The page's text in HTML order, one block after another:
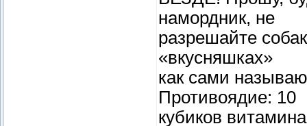
намордник, не
разрешайте
«вкусняшках»
как сами
Противоядие: 10
кубиков